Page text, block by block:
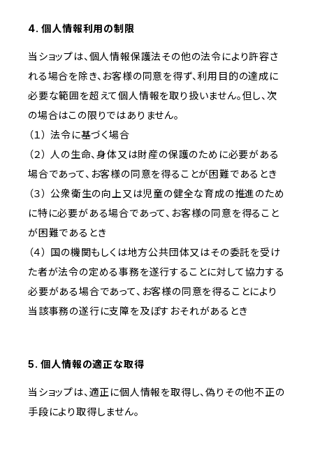
4. 個人情報利用の制限
当ショップは、個人情報保護法その他の法令により許容さ
れる場合を除き、お客様の同意を得ず、利用目的の達成に
必要な範囲を超えて個人情報を取り扱いません。但し、次
の場合はこの限りではありません。
（１） 法令に基づく場合
（２） 人の生命、身体又は財産の保護のために必要がある
場合であって、お客様の同意を得ることが困難であるとき
（３） 公衆衛生の向上又は児童の健全な育成の推進のため
に特に必要がある場合であって、お客様の同意を得ること
が困難であるとき
（４） 国の機関もしくは地方公共団体又はその委託を受け
た者が法令の定める事務を遂行することに対して協力する
必要がある場合であって、お客様の同意を得ることにより
当該事務の遂行に支障を及ぼすおそれがあるとき
5. 個人情報の適正な取得
当ショップは、適正に個人情報を取得し、偽りその他不正の
手段により取得しません。